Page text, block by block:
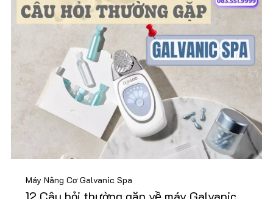
Máy Nâng Cơ Galvanic Spa
12 Câu hỏi thường gặp về máy Galvanic